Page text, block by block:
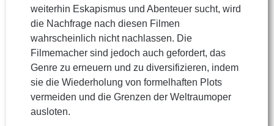
weiterhin Eskapismus und Abenteuer sucht, wird
die Nachfrage nach diesen Filmen
wahrscheinlich nicht nachlassen. Die
Filmemacher sind jedoch auch gefordert, das
Genre zu erneuern und zu diversifizieren, indem
sie die Wiederholung von formelhaften Plots
vermeiden und die Grenzen der Weltraumoper
ausloten.